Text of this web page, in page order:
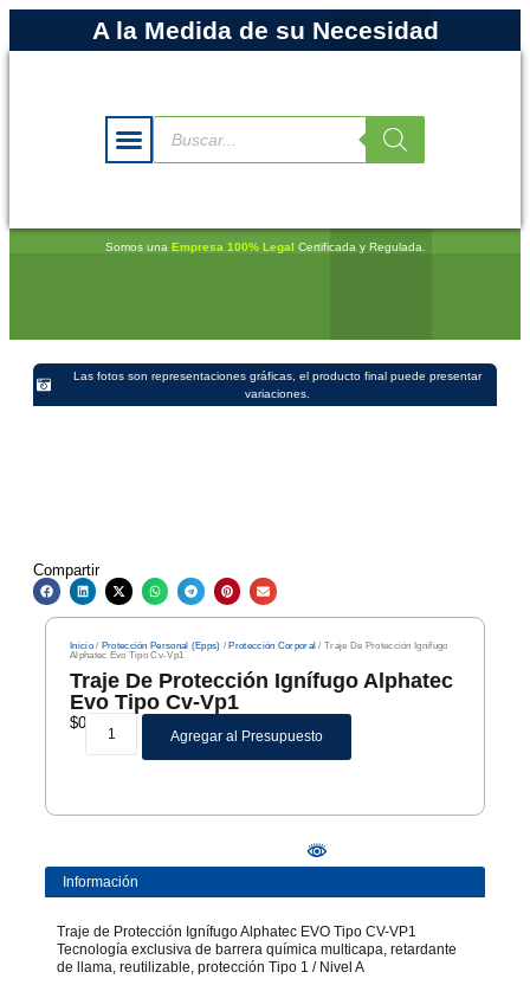
A la Medida de su Necesidad
Somos una Empresa 100% Legal Certificada y Regulada.
Las fotos son representaciones gráficas, el producto final puede presentar
variaciones.
Compartir
Inicio/ Protección Personal (Epps) /Protección Corporal / Traje De Protección Ignífugo
Alphatec Evo Tipo Cv-Vp1
Traje De Protección Ignífugo Alphatec
Evo Tipo Cv-Vp1
$0
Agregar al Presupuesto
Información
Traje de Protección Ignífugo Alphatec EVO Tipo CV-VP1
Tecnología exclusiva de barrera química multicapa, retardante
de llama, reutilizable, protección Tipo 1 / Nivel A